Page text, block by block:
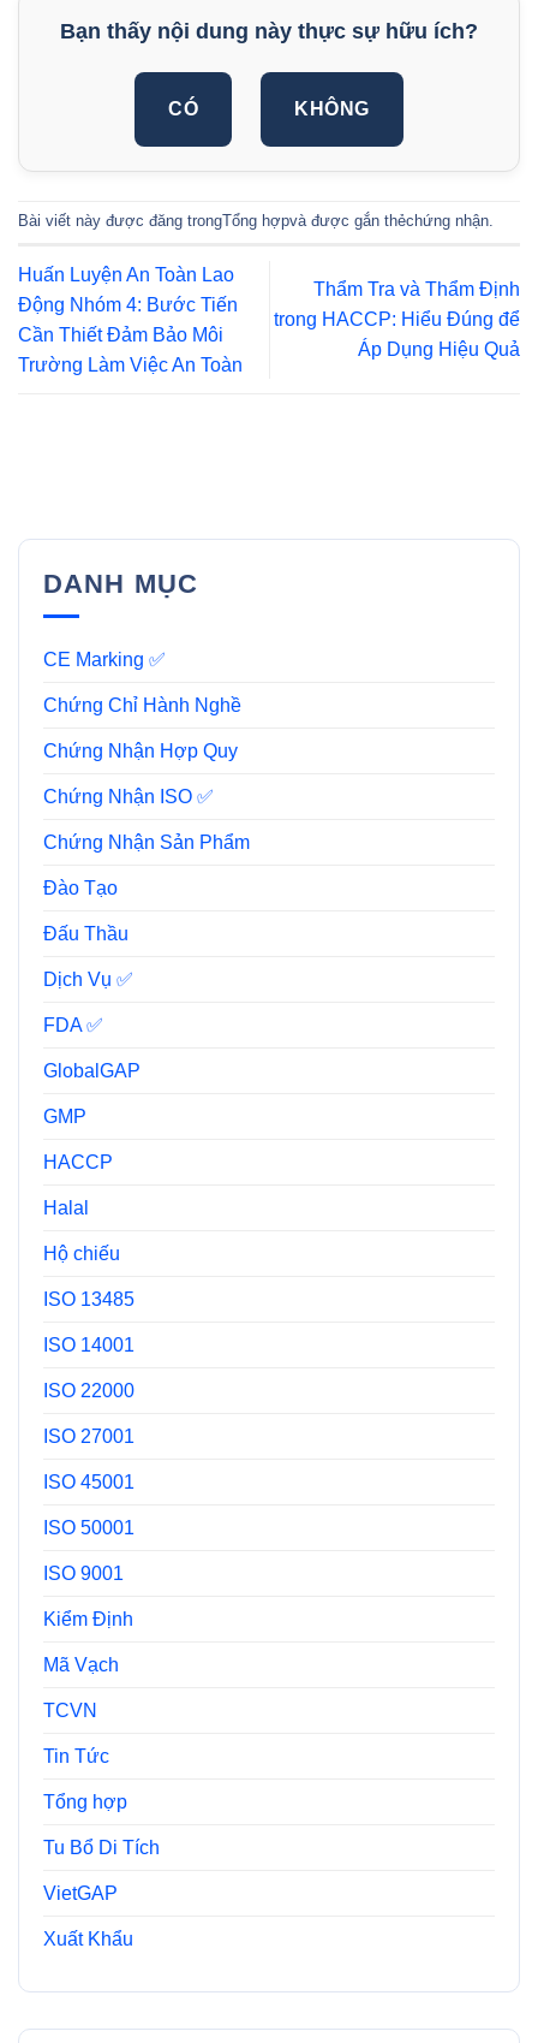
Bạn thấy nội dung này thực sự hữu ích?
CÓ KHÔNG
Bài viết này được đăng trongTổng hợpvà được gắn thẻchứng nhận.
Huấn Luyện An Toàn Lao
Động Nhóm 4: Bước Tiến
Cần Thiết Đảm Bảo Môi
Trường Làm Việc An Toàn
Thẩm Tra và Thẩm Định
trong HACCP: Hiểu Đúng để
Áp Dụng Hiệu Quả
DANH MỤC
CE Marking ✅
Chứng Chỉ Hành Nghề
Chứng Nhận Hợp Quy
Chứng Nhận ISO ✅
Chứng Nhận Sản Phẩm
Đào Tạo
Đấu Thầu
Dịch Vụ ✅
FDA ✅
GlobalGAP
GMP
HACCP
Halal
Hộ chiếu
ISO 13485
ISO 14001
ISO 22000
ISO 27001
ISO 45001
ISO 50001
ISO 9001
Kiểm Định
Mã Vạch
TCVN
Tin Tức
Tổng hợp
Tu Bổ Di Tích
VietGAP
Xuất Khẩu